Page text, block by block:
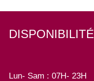
DISPONIBILITÉ
Lun- Sam : 07H- 23H